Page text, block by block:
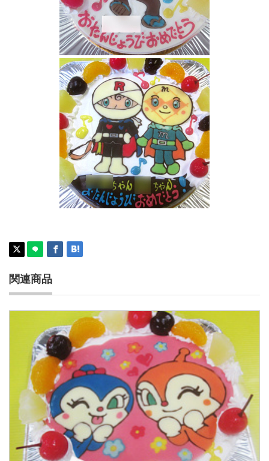
てんどんまんケーキ
関連商品